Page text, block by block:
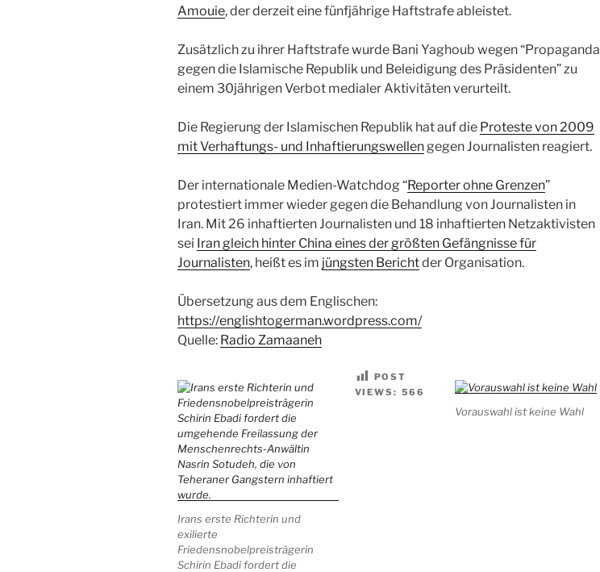
Amouie, der derzeit eine fünfjährige Haftstrafe ableistet.
Zusätzlich zu ihrer Haftstrafe wurde Bani Yaghoub wegen “Propaganda
gegen die Islamische Republik und Beleidigung des Präsidenten” zu
einem 30jährigen Verbot medialer Aktivitäten verurteilt.
Die Regierung der Islamischen Republik hat auf die Proteste von 2009
mit Verhaftungs- und Inhaftierungswellengegen Journalisten reagiert.
Der internationale Medien-Watchdog “Reporter ohne Grenzen”
protestiert immer wieder gegen die Behandlung von Journalisten in
Iran. Mit 26 inhaftierten Journalisten und 18 inhaftierten Netzaktivisten
sei Iran gleich hinter China eines der größten Gefängnisse für
Journalisten, heißt es im jüngsten Berichtder Organisation.
Übersetzung aus dem Englischen:
https://englishtogerman.wordpress.com/
Quelle: Radio Zamaaneh
Irans erste Richterin und
exilierte
Friedensnobelpreisträgerin
Schirin Ebadi fordert die
Vorauswahl ist keine Wahl
POST
VIEWS: 566